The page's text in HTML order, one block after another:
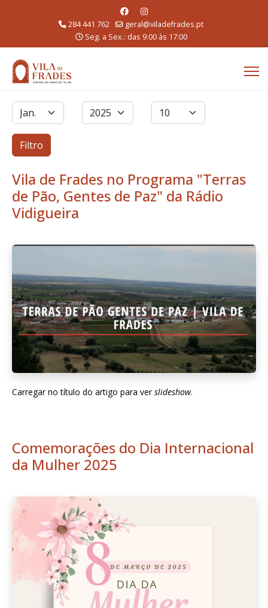
284 441 762
geral@viladefrades.pt
Seg. a Sex.: das 9:00 às 17:00
Filtros
Mês Ano Qtd. a exibir
Filtro
Vila de Frades no Programa "Terras
de Pão, Gentes de Paz" da Rádio
Vidigueira
Carregar no título do artigo para verslideshow.
Comemorações do Dia Internacional
da Mulher 2025